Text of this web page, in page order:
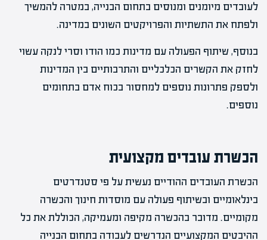
לעובדים מיומנים ומנוסים בתחום הבנייה, במטרה להמשיך
ולפתח את התשתיות והפרויקטים השונים במדינה.
בנוסף, שיתוף הפעולה עם מדינות כמו הודו וסרי לנקה עשוי
לחזק את הקשרים הכלכליים והתרבותיים בין המדינות
ולספק פתרונות נוספים למחסור בכוח אדם בתחומים
נוספים.
הכשרת עובדים מקצועית
הכשרת העובדים ההודיים נעשית על פי סטנדרטים
בינלאומיים ובשיתוף פעולה עם מוסדות חינוך והכשרה
מקומיים. מדובר בהכשרה מקיפה ומעמיקה, הכוללת את כל
ההיבטים המקצועיים הנדרשים לעבודה בתחום הבנייה